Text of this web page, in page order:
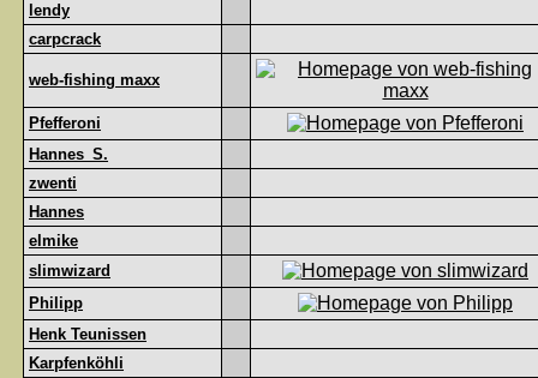
lendy
carpcrack
web-fishing maxx
Pfefferoni
Hannes_S.
zwenti
Hannes
elmike
slimwizard
Philipp
Henk Teunissen
Karpfenköhli